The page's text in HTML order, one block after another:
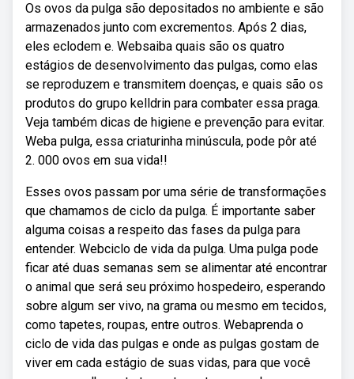
Os ovos da pulga são depositados no ambiente e são
armazenados junto com excrementos. Após 2 dias,
eles eclodem e. Websaiba quais são os quatro
estágios de desenvolvimento das pulgas, como elas
se reproduzem e transmitem doenças, e quais são os
produtos do grupo kelldrin para combater essa praga.
Veja também dicas de higiene e prevenção para evitar.
Weba pulga, essa criaturinha minúscula, pode pôr até
2. 000 ovos em sua vida!!
Esses ovos passam por uma série de transformações
que chamamos de ciclo da pulga. É importante saber
alguma coisas a respeito das fases da pulga para
entender. Webciclo de vida da pulga. Uma pulga pode
ficar até duas semanas sem se alimentar até encontrar
o animal que será seu próximo hospedeiro, esperando
sobre algum ser vivo, na grama ou mesmo em tecidos,
como tapetes, roupas, entre outros. Webaprenda o
ciclo de vida das pulgas e onde as pulgas gostam de
viver em cada estágio de suas vidas, para que você